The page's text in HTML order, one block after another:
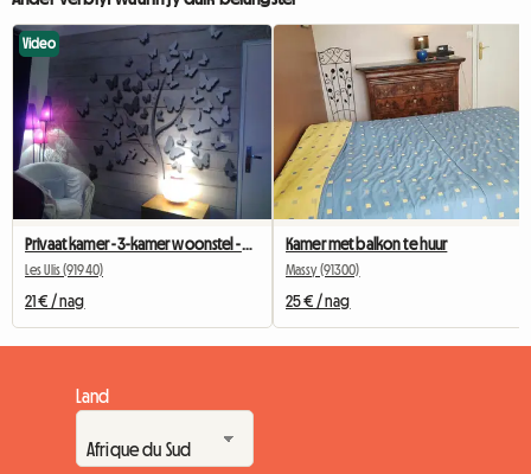
Video
Les Ulis (91940)
21 € / nag
Kamer met balkon te huur
Massy (91300)
25 € / nag
Land